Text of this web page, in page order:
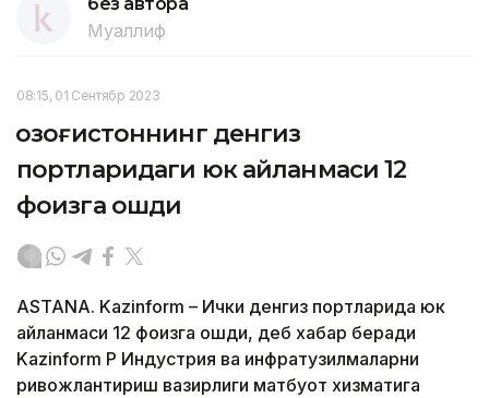
без автора
Муаллиф
08:15, 01 Сентябр 2023
Қозоғистоннинг денгиз
портларидаги юк айланмаси 12
фоизга ошди
ASTANA. Kazinform – Ички денгиз портларида юк
айланмаси 12 фоизга ошди, деб хабар беради
Kazinform ҚР Индустрия ва инфратузилмаларни
ривожлантириш вазирлиги матбуот хизматига